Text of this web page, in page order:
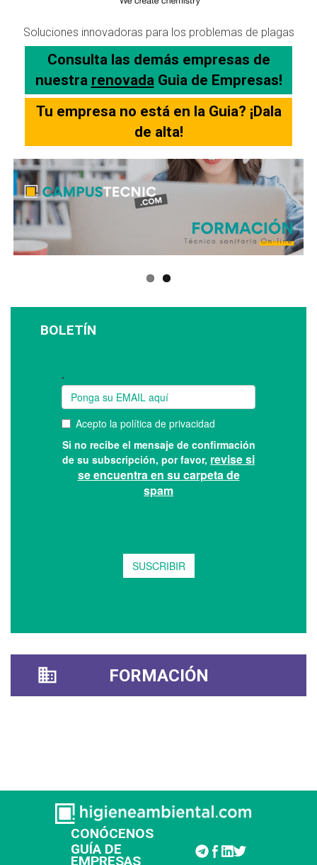
Soluciones innovadoras para los problemas de plagas
Consulta las demás empresas de
nuestra renovada Guia de Empresas!
Tu empresa no está en la Guia? ¡Dala
de alta!
BOLETÍN
FORMACIÓN
CONÓCENOS
GUÍA DE
EMPRESAS